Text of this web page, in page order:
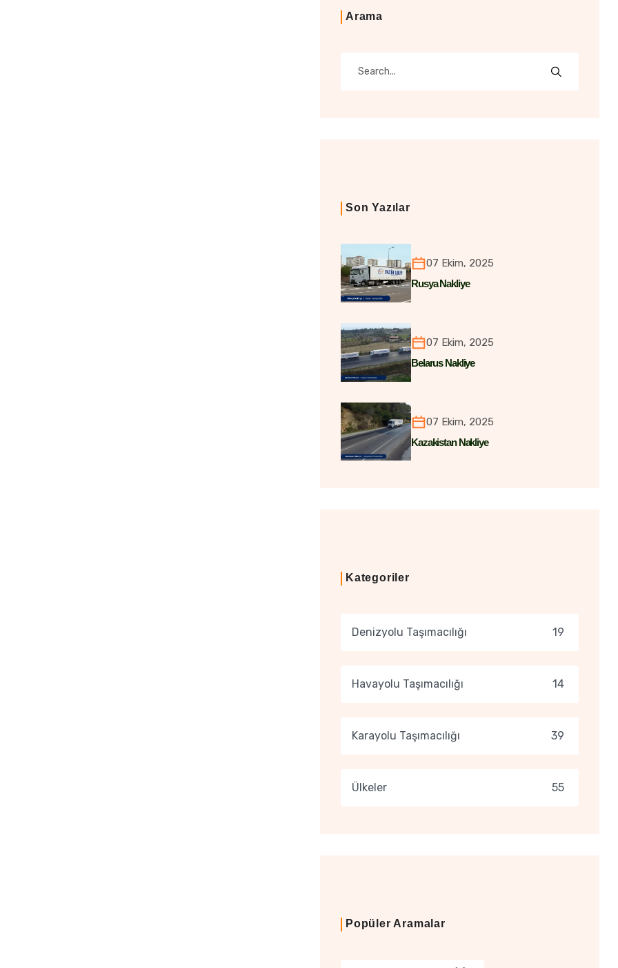
Arama
Son Yazılar
07 Ekim, 2025
Rusya Nakliye
07 Ekim, 2025
Belarus Nakliye
07 Ekim, 2025
Kazakistan Nakliye
Kategoriler
Denizyolu Taşımacılığı 19
Havayolu Taşımacılığı 14
Karayolu Taşımacılığı 39
Ülkeler 55
Popüler Aramalar